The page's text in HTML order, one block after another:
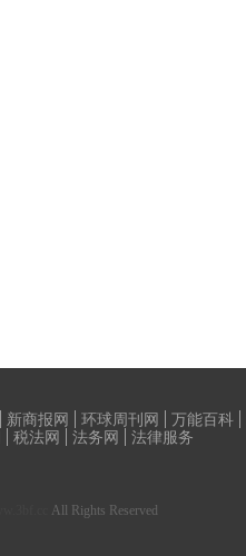
新商报网 环球周刊网 万能百科
税法网 法务网 法律服务
All Rights Reserved